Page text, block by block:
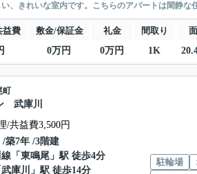
、きれいな室内です。こちらのアパートは閑静な
益費 敷金/保証金 礼金 間取り
0万円 0万円 1K
町
武庫川
/共益費3,500円
築7年 /3階建
「 東鳴尾 」駅 徒歩4分
武庫川
」駅 徒歩14分
駐輪場